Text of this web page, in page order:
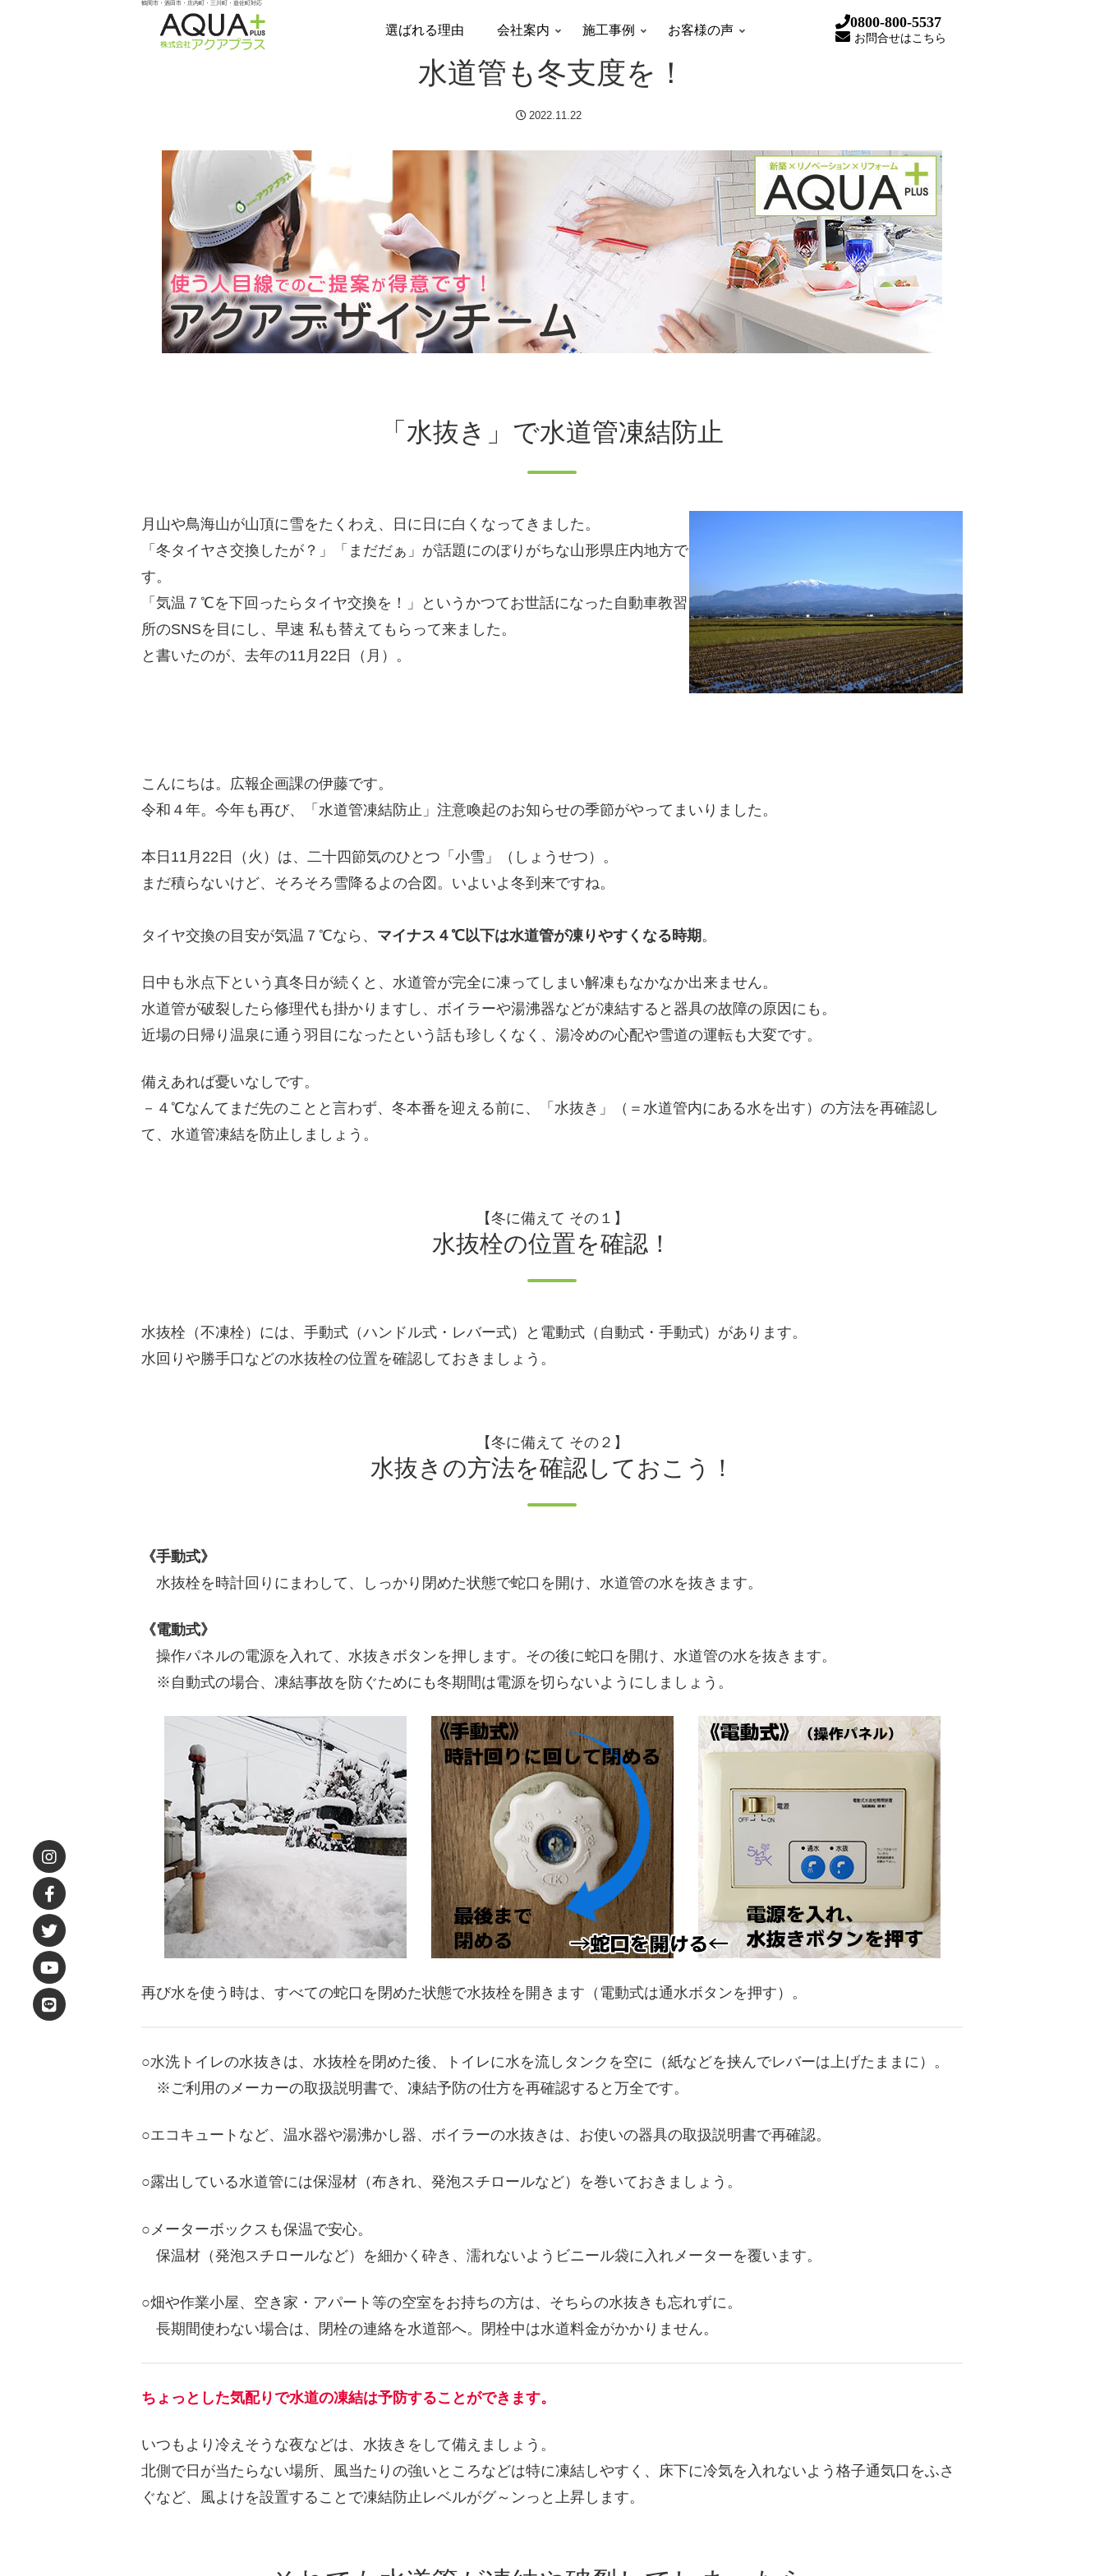
鶴岡市・酒田市・庄内町・三川町・遊佐町対応
選ばれる理由 会社案内 施工事例 お客様の声 0800-800-5537
お問合せはこちら
水道管も冬支度を！
2022.11.22
「水抜き」で水道管凍結防止
月山や鳥海山が山頂に雪をたくわえ、日に日に白くなってきました。
「冬タイヤさ交換したが？」「まだだぁ」が話題にのぼりがちな山形県庄内地方で
す。
「気温７℃を下回ったらタイヤ交換を！」というかつてお世話になった自動車教習
所のSNSを目にし、早速 私も替えてもらって来ました。
と書いたのが、去年の11月22日（月）。
こんにちは。広報企画課の伊藤です。
令和４年。今年も再び、「水道管凍結防止」注意喚起のお知らせの季節がやってまいりました。
本日11月22日（火）は、二十四節気のひとつ「小雪」（しょうせつ）。
まだ積らないけど、そろそろ雪降るよの合図。いよいよ冬到来ですね。
タイヤ交換の目安が気温７℃なら、 マイナス４℃以下は水道管が凍りやすくなる時期。
日中も氷点下という真冬日が続くと、水道管が完全に凍ってしまい解凍もなかなか出来ません。
水道管が破裂したら修理代も掛かりますし、ボイラーや湯沸器などが凍結すると器具の故障の原因にも。
近場の日帰り温泉に通う羽目になったという話も珍しくなく、湯冷めの心配や雪道の運転も大変です。
備えあれば憂いなしです。
－４℃なんてまだ先のことと言わず、冬本番を迎える前に、「水抜き」（＝水道管内にある水を出す）の方法を再確認し
て、水道管凍結を防止しましょう。
【冬に備えて その１】
水抜栓の位置を確認！
水抜栓（不凍栓）には、手動式（ハンドル式・レバー式）と電動式（自動式・手動式）があります。
水回りや勝手口などの水抜栓の位置を確認しておきましょう。
【冬に備えて その２】
水抜きの方法を確認しておこう！
《手動式》
水抜栓を時計回りにまわして、しっかり閉めた状態で蛇口を開け、水道管の水を抜きます。
《電動式》
操作パネルの電源を入れて、水抜きボタンを押します。その後に蛇口を開け、水道管の水を抜きます。
※自動式の場合、凍結事故を防ぐためにも冬期間は電源を切らないようにしましょう。
再び水を使う時は、すべての蛇口を閉めた状態で水抜栓を開きます（電動式は通水ボタンを押す）。
○水洗トイレの水抜きは、水抜栓を閉めた後、トイレに水を流しタンクを空に（紙などを挟んでレバーは上げたままに）。
※ご利用のメーカーの取扱説明書で、凍結予防の仕方を再確認すると万全です。
○エコキュートなど、温水器や湯沸かし器、ボイラーの水抜きは、お使いの器具の取扱説明書で再確認。
○露出している水道管には保湿材（布きれ、発泡スチロールなど）を巻いておきましょう。
○メーターボックスも保温で安心。
保温材（発泡スチロールなど）を細かく砕き、濡れないようビニール袋に入れメーターを覆います。
○畑や作業小屋、空き家・アパート等の空室をお持ちの方は、そちらの水抜きも忘れずに。
長期間使わない場合は、閉栓の連絡を水道部へ。閉栓中は水道料金がかかりません。
ちょっとした気配りで水道の凍結は予防することができます。
いつもより冷えそうな夜などは、水抜きをして備えましょう。
北側で日が当たらない場所、風当たりの強いところなどは特に凍結しやすく、床下に冷気を入れないよう格子通気口をふさ
ぐなど、風よけを設置することで凍結防止レベルがグ～ンっと上昇します。